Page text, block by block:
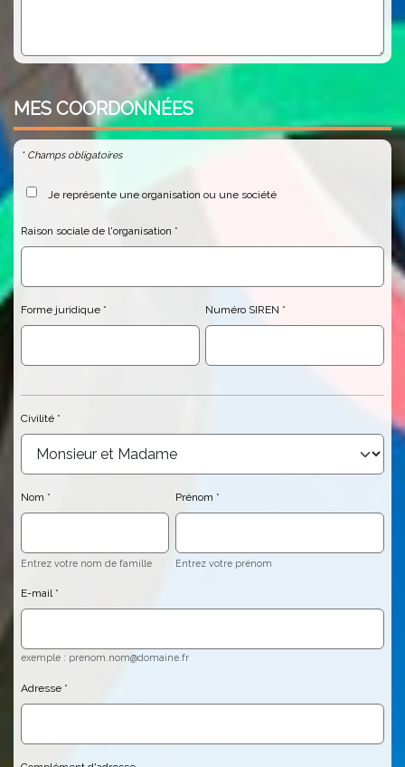
MES COORDONNÉES
* Champs obligatoires
Je représente une organisation ou une société
Raison sociale de l'organisation
Forme juridique Numéro SIREN
Civilité
Nom
Entrez votre nom de famille
Prénom
Entrez votre prénom
E-mail
exemple : prenom.nom@domaine.fr
Adresse